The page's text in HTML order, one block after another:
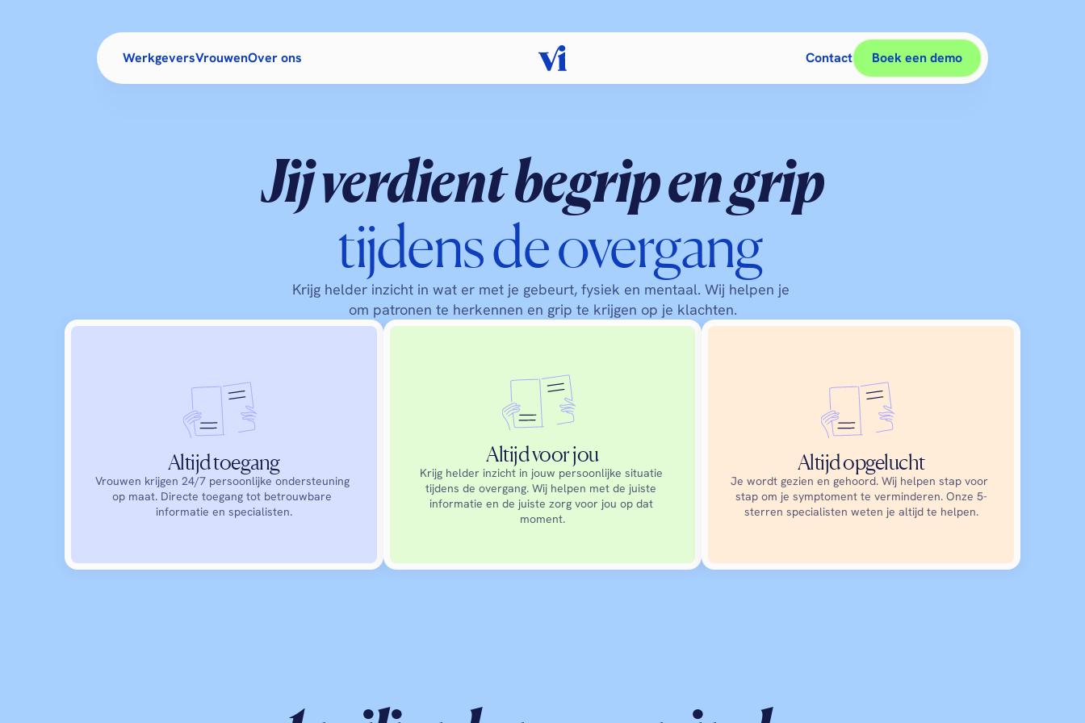
WerkgeversVrouwenOver ons Contact Boek een demo
Jij verdient begrip en grip
tijdens de overgang
Krijg helder inzicht in wat er met je gebeurt, fysiek en mentaal. Wij helpen je
om patronen te herkennen en grip te krijgen op je klachten.
Altijd toegang
Vrouwen krijgen 24/7 persoonlijke ondersteuning
op maat. Directe toegang tot betrouwbare
informatie en specialisten.
Altijd voor jou
Krijg helder inzicht in jouw persoonlijke situatie
tijdens de overgang. Wij helpen met de juiste
informatie en de juiste zorg voor jou op dat
moment.
Altijd opgelucht
Je wordt gezien en gehoord. Wij helpen stap voor
stap om je symptoment te verminderen. Onze 5-
sterren specialisten weten je altijd te helpen.